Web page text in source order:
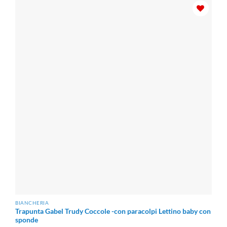
BIANCHERIA
Trapunta Gabel Trudy Coccole -con paracolpi Lettino baby con
sponde